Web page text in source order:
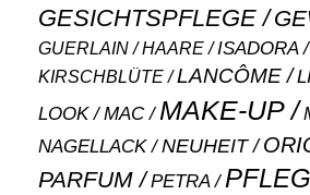
GESICHTSPFLEGE
GUERLAIN HAARE ISADORA
KIRSCHBLÜTE LANCÔME
LOOK MAC MAKE-UP
NAGELLACK NEUHEIT
PARFUM PETRA